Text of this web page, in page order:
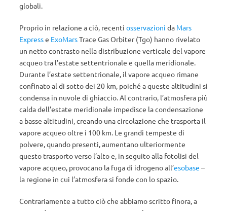
globali.
Proprio in relazione a ciò, recenti osservazioni da Mars
Expresse ExoMarsTrace Gas Orbiter (Tgo) hanno rivelato
un netto contrasto nella distribuzione verticale del vapore
acqueo tra l’estate settentrionale e quella meridionale.
Durante l’estate settentrionale, il vapore acqueo rimane
confinato al di sotto dei 20 km, poiché a queste altitudini si
condensa in nuvole di ghiaccio. Al contrario, l’atmosfera più
calda dell’estate meridionale impedisce la condensazione
a basse altitudini, creando una circolazione che trasporta il
vapore acqueo oltre i 100 km. Le grandi tempeste di
polvere, quando presenti, aumentano ulteriormente
questo trasporto verso l’alto e, in seguito alla fotolisi del
vapore acqueo, provocano la fuga di idrogeno all’esobase –
la regione in cui l’atmosfera si fonde con lo spazio.
Contrariamente a tutto ciò che abbiamo scritto finora, a